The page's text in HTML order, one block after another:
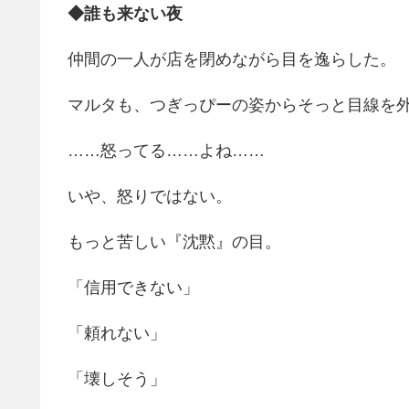
◆誰も来ない夜
仲間の一人が店を閉めながら目を逸らした。
マルタも、つぎっぴーの姿からそっと目線を
……怒ってる……よね……
いや、怒りではない。
もっと苦しい『沈黙』の目。
「信用できない」
「頼れない」
「壊しそう」